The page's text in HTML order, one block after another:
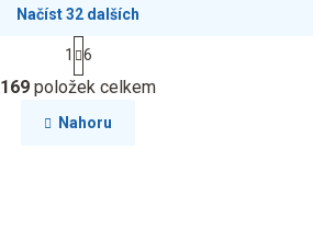
O
v
l
Načíst 32 dalších
S
t
r
á
n
1 6
169 položek celkem
Nahoru